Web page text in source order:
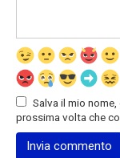
Salva il mio
prossima volta che